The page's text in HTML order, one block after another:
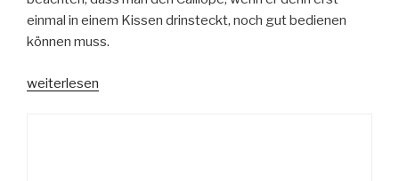
einmal in einem Kissen drinsteckt, noch gut bedienen
können muss.
„Von
weiterlesen